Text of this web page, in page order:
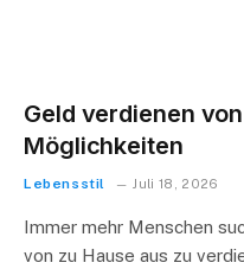
Geld verdienen
Möglichkeiten
Lebensstil Juli 18, 2026
Immer mehr Menschen
von zu Hause aus zu